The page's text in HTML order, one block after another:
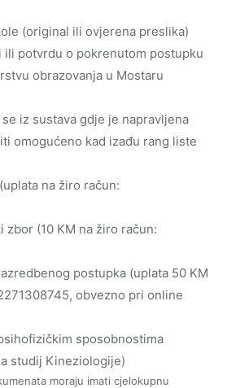
(original ili ovjerena preslika)
potvrdu o pokrenutom postupku
obrazovanja u Mostaru
iz sustava gdje je napravljena
omogućeno kad izađu rang liste
na žiro račun:
zbor (10 KM na žiro račun:
postupka (uplata 50 KM
obvezno pri online
sposobnostima
studij Kineziologije)
moraju imati cjelokupnu